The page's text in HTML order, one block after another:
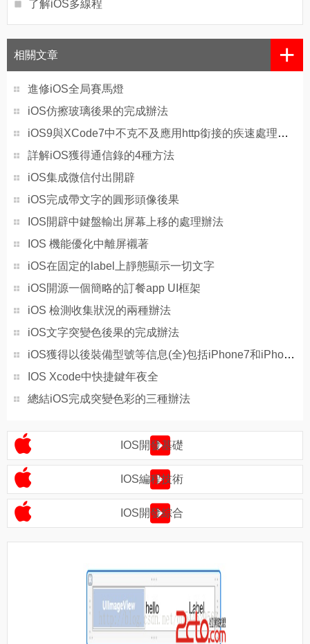
了解iOS多線程
相關文章 +
進修iOS全局賽馬燈
iOS仿擦玻璃後果的完成辦法
iOS9與XCode7中不克不及應用http銜接的疾速處理方法
詳解iOS獲得通信錄的4種方法
iOS集成微信付出開辟
iOS完成帶文字的圓形頭像後果
IOS開辟中鍵盤輸出屏幕上移的處理辦法
IOS 機能優化中離屏襯著
iOS在固定的label上靜態顯示一切文字
iOS開源一個簡略的訂餐app UI框架
iOS 檢測收集狀況的兩種辦法
iOS文字突變色後果的完成辦法
iOS獲得以後裝備型號等信息(全)包括iPhone7和iPhone7P
IOS Xcode中快捷鍵年夜全
總結iOS完成突變色彩的三種辦法
IOS開發基礎
IOS編程技術
IOS開發綜合